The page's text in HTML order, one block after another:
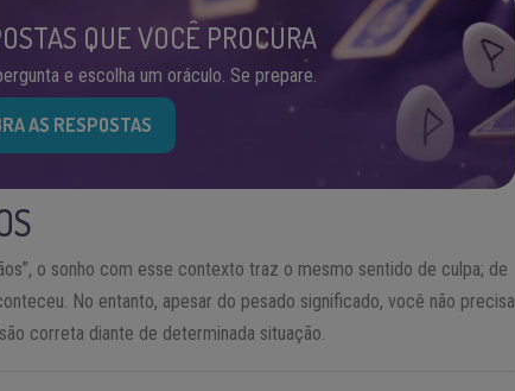
QUE VOCÊ PROCURA
e escolha um oráculo. Se prepare.
AS RESPOSTAS
o sonho com esse contexto traz o mesmo sentido de culpa; de
No entanto, apesar do pesado significado, você não precisa
correta diante de determinada situação.